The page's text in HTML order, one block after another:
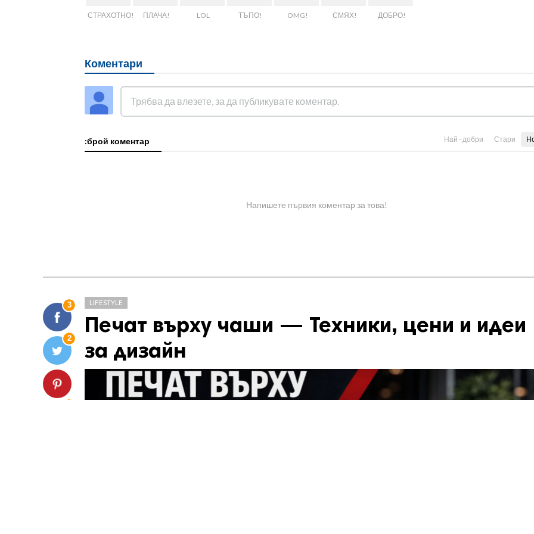
СТРАХОТНО! ПЛАЧА! LOL ТЪПО! OMG! СМЯХ! ДОБРО!
Коментари
:брой коментар Най - добри Стари
Напишете първия коментар за това!
3
2
LIFESTYLE
Печат върху чаши — Техники, цени и идеи
за дизайн